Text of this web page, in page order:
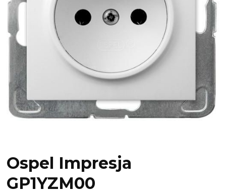
Ospel Impresja
GP1YZM00